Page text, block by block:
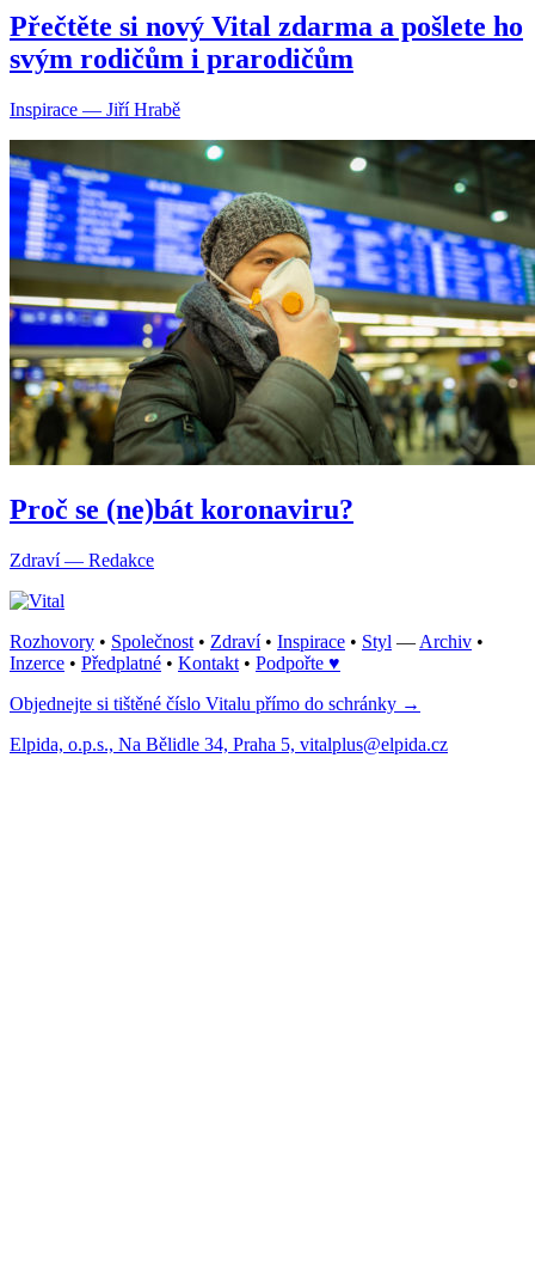
Přečtěte si nový Vital zdarma a pošlete ho
svým rodičům i prarodičům
Inspirace — Jiří Hrabě
Proč se (ne)bát koronaviru?
Zdraví — Redakce
Rozhovory • Společnost • Zdraví• Inspirace • Styl — Archiv •
Inzerce • Předplatné • Kontakt • Podpořte ♥
Objednejte si tištěné číslo Vitalu přímo do schránky →
Elpida, o.p.s., Na Bělidle 34, Praha 5, vitalplus@elpida.cz